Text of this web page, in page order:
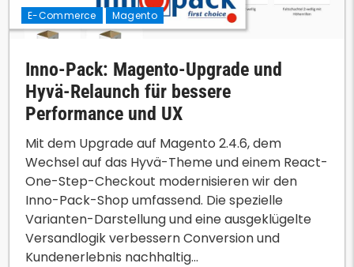
E-Commerce Magento
Inno-Pack: Magento-Upgrade und
Hyvä-Relaunch für bessere
Performance und UX
Mit dem Upgrade auf Magento 2.4.6, dem
Wechsel auf das Hyvä-Theme und einem React-
One-Step-Checkout modernisieren wir den
Inno-Pack-Shop umfassend. Die spezielle
Varianten-Darstellung und eine ausgeklügelte
Versandlogik verbessern Conversion und
Kundenerlebnis nachhaltig...